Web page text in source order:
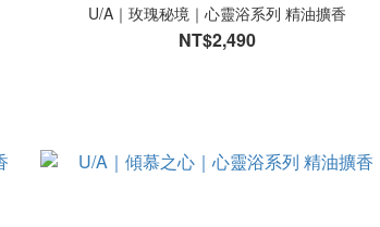
U/A｜玫瑰秘境｜心靈浴系列 精油擴香
NT$2,490